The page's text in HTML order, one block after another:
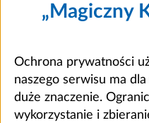
„Magiczny
Ochrona prywatności
naszego serwisu ma
duże znaczenie.
wykorzystanie i